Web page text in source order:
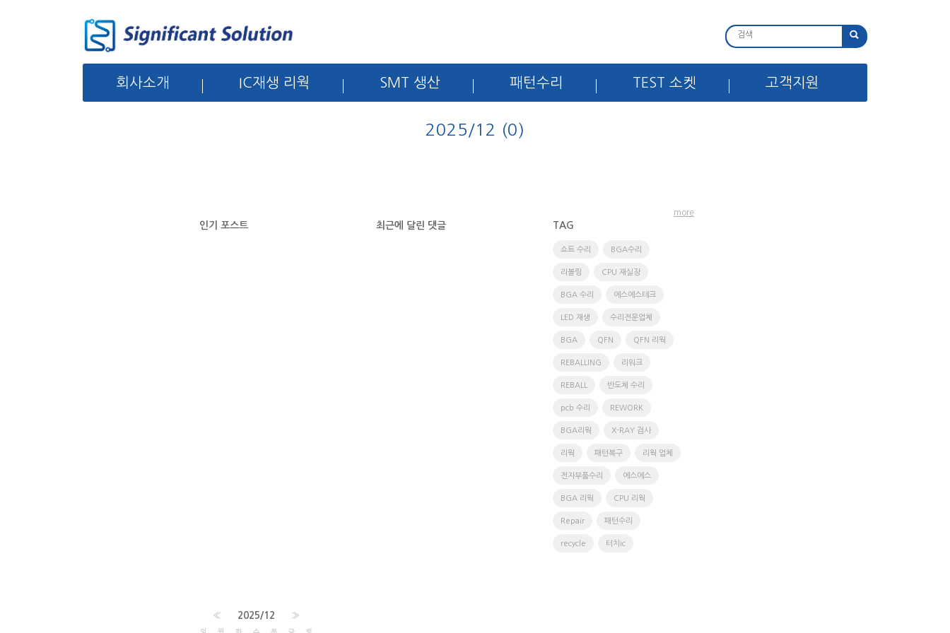
회사소개 IC재생 리웍 SMT 생산 패턴수리 TEST 소켓 고객지원
2025/12 (0)
인기 포스트 최근에 달린 댓글 TAG
쇼트 수리 BGA수리
리볼링 CPU 재실장
BGA 수리 에스에스테크
LED 재생 수리전문업체
BGA QFN QFN 리웍
REBALLING 리워크
REBALL 반도체 수리
pcb 수리 REWORK
BGA리웍 X-RAY 검사
리웍 패턴복구 리웍 업체
전자부품수리 에스에스
BGA 리웍 CPU 리웍
Repair 패턴수리
recycle 터치ic
more
« 2025/12 »